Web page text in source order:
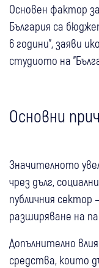
Основен фактор
България са
6 години", заяви
студиото на
Основни
Значителното
чрез дълг,
публичния сектор
разширяване на
Допълнително
средства, които